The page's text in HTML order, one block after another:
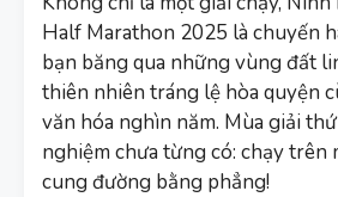
Half Marathon 2025 là chuyến
bạn băng qua những vùng đất
thiên nhiên tráng lệ hòa quyện
văn hóa nghìn năm. Mùa giải
nghiệm chưa từng có: chạy
cung đường bằng phẳng!